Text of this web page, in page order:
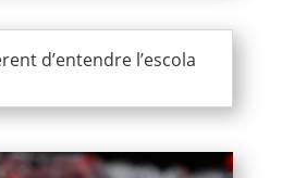
d’entendre l’escola